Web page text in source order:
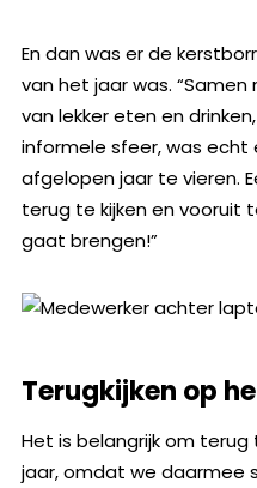
En dan was er de
van het jaar was.
van lekker eten en
informele sfeer, was
afgelopen jaar te vieren.
terug te kijken en vooruit
gaat brengen!”
Terugkijken op
Het is belangrijk om
jaar, omdat we daarmee